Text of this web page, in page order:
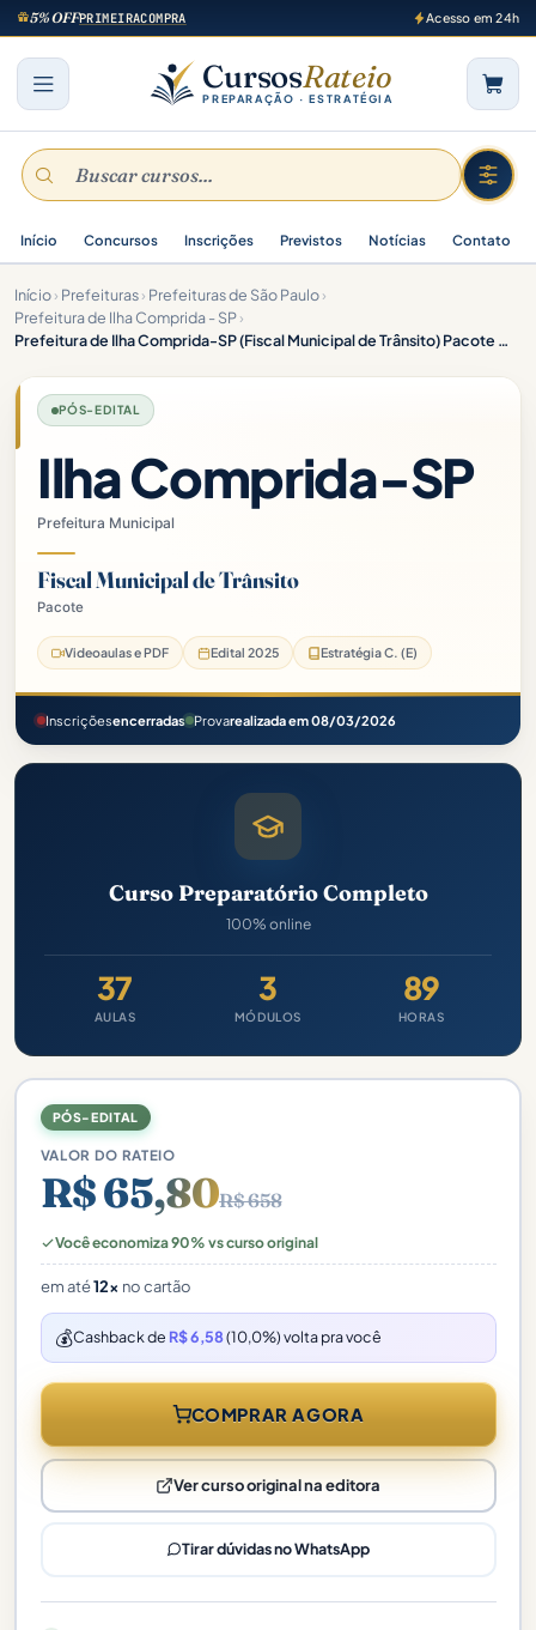
5% OFFPRIMEIRACOMPRA Acesso em 24h
CursosRateio
PREPARAÇÃO · ESTRATÉGIA
Início Concursos Inscrições Previstos Notícias Contato
Início› Prefeituras› Prefeituras de São Paulo›
Prefeitura de Ilha Comprida - SP›
Prefeitura de Ilha Comprida-SP (Fiscal Municipal de Trânsito) Pacote – 2025 (Pós-Edital)
PÓS-EDITAL
Ilha Comprida-SP
Prefeitura Municipal
Fiscal Municipal de Trânsito
Pacote
Videoaulas e PDF Edital 2025 Estratégia C. (E)
Inscriçõesencerradas Provarealizada em 08/03/2026
Curso Preparatório Completo
100% online
37
AULAS
3
MÓDULOS
89
HORAS
PÓS-EDITAL
VALOR DO RATEIO
R$ 65,80R$ 658
Você economiza 90% vs curso original
em até12x no cartão
💰Cashback de R$ 6,58(10,0%) volta pra você
COMPRAR AGORA
Ver curso original na editora
Tirar dúvidas no WhatsApp